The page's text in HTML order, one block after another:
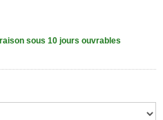
sous 10 jours ouvrables